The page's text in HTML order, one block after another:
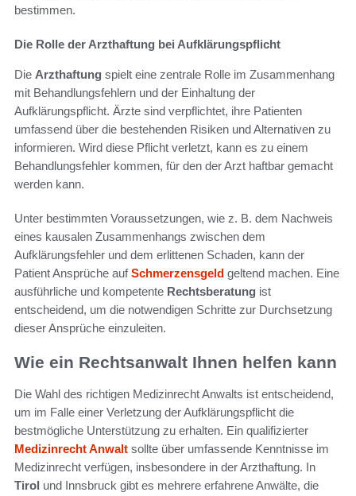
bestimmen.
Die Rolle der Arzthaftung bei Aufklärungspflicht
Die Arzthaftung spielt eine zentrale Rolle im Zusammenhang
mit Behandlungsfehlern und der Einhaltung der
Aufklärungspflicht. Ärzte sind verpflichtet, ihre Patienten
umfassend über die bestehenden Risiken und Alternativen zu
informieren. Wird diese Pflicht verletzt, kann es zu einem
Behandlungsfehler kommen, für den der Arzt haftbar gemacht
werden kann.
Unter bestimmten Voraussetzungen, wie z. B. dem Nachweis
eines kausalen Zusammenhangs zwischen dem
Aufklärungsfehler und dem erlittenen Schaden, kann der
Patient Ansprüche aufSchmerzensgeld geltend machen. Eine
ausführliche und kompetente Rechtsberatung ist
entscheidend, um die notwendigen Schritte zur Durchsetzung
dieser Ansprüche einzuleiten.
Wie ein Rechtsanwalt Ihnen helfen kann
Die Wahl des richtigen Medizinrecht Anwalts ist entscheidend,
um im Falle einer Verletzung der Aufklärungspflicht die
bestmögliche Unterstützung zu erhalten. Ein qualifizierter
Medizinrecht Anwalt sollte über umfassende Kenntnisse im
Medizinrecht verfügen, insbesondere in der Arzthaftung. In
Tirol und Innsbruck gibt es mehrere erfahrene Anwälte, die